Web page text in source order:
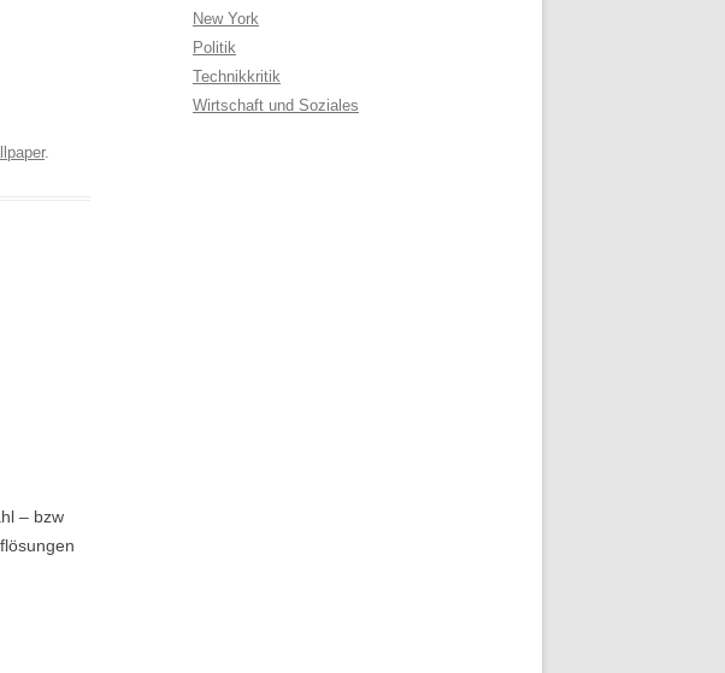
.
– bzw
New York
Politik
Technikkritik
Wirtschaft und Soziales